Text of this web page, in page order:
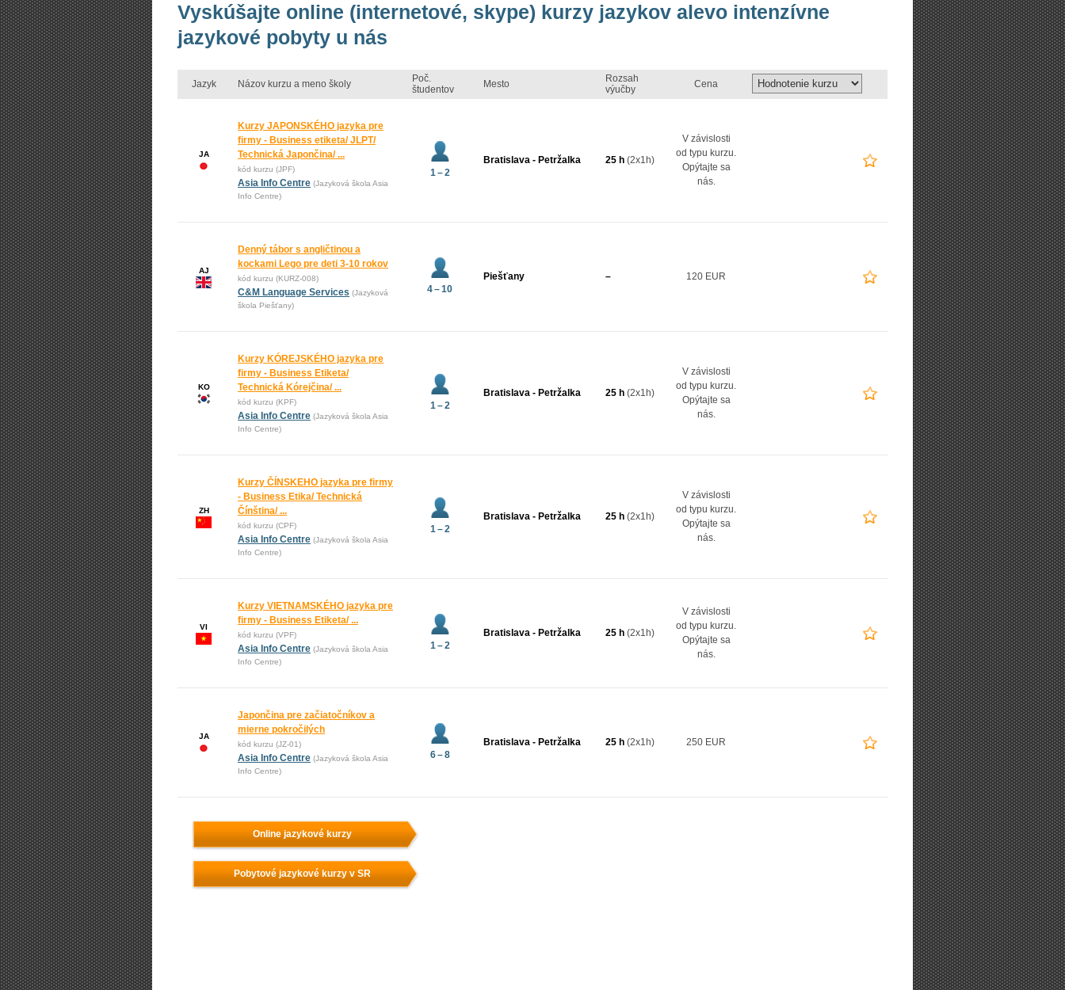
Vyskúšajte online (internetové, skype) kurzy jazykov alevo intenzívne
jazykové pobyty u nás
Jazyk Názov kurzu a meno školy
Poč.
študentov
Mesto
Rozsah
výučby
Cena
JA
Kurzy JAPONSKÉHO jazyka pre
firmy - Business etiketa/ JLPT/
Technická Japončina/ ...
kód kurzu (JPF)
Asia Info Centre (Jazyková škola Asia
Info Centre)
1 – 2
Bratislava - Petržalka 25 h (2x1h)
V závislosti
od typu kurzu.
Opýtajte sa
nás.
AJ
Denný tábor s angličtinou a
kockami Lego pre deti 3-10 rokov
kód kurzu (KURZ-008)
C&M Language Services (Jazyková
škola Piešťany)
4 – 10
Piešťany – 120 EUR
KO
Kurzy KÓREJSKÉHO jazyka pre
firmy - Business Etiketa/
Technická Kórejčina/ ...
kód kurzu (KPF)
Asia Info Centre (Jazyková škola Asia
Info Centre)
1 – 2
Bratislava - Petržalka 25 h (2x1h)
V závislosti
od typu kurzu.
Opýtajte sa
nás.
ZH
Kurzy ČÍNSKEHO jazyka pre firmy
- Business Etika/ Technická
Čínština/ ...
kód kurzu (CPF)
Asia Info Centre (Jazyková škola Asia
Info Centre)
1 – 2
Bratislava - Petržalka 25 h (2x1h)
V závislosti
od typu kurzu.
Opýtajte sa
nás.
VI
Kurzy VIETNAMSKÉHO jazyka pre
firmy - Business Etiketa/ ...
kód kurzu (VPF)
Asia Info Centre (Jazyková škola Asia
Info Centre)
1 – 2
Bratislava - Petržalka 25 h (2x1h)
V závislosti
od typu kurzu.
Opýtajte sa
nás.
JA
Japončina pre začiatočníkov a
mierne pokročilých
kód kurzu (JZ-01)
Asia Info Centre (Jazyková škola Asia
Info Centre)
6 – 8
Bratislava - Petržalka 25 h (2x1h) 250 EUR
Online jazykové kurzy
Pobytové jazykové kurzy v SR